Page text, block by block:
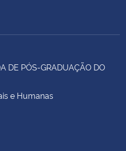
DE PÓS-GRADUAÇÃO DO
e Humanas